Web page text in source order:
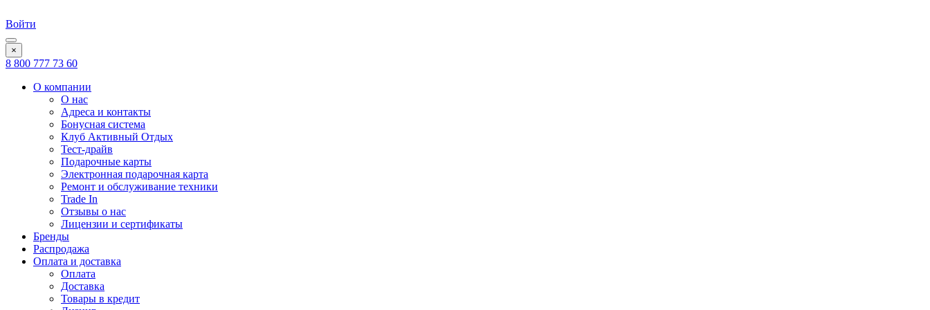
Войти
×
8 800 777 73 60
О компании
О нас
Адреса и контакты
Бонусная система
Клуб Активный Отдых
Тест-драйв
Подарочные карты
Электронная подарочная карта
Ремонт и обслуживание техники
Trade In
Отзывы о нас
Лицензии и сертификаты
Бренды
Распродажа
Оплата и доставка
Оплата
Доставка
Товары в кредит